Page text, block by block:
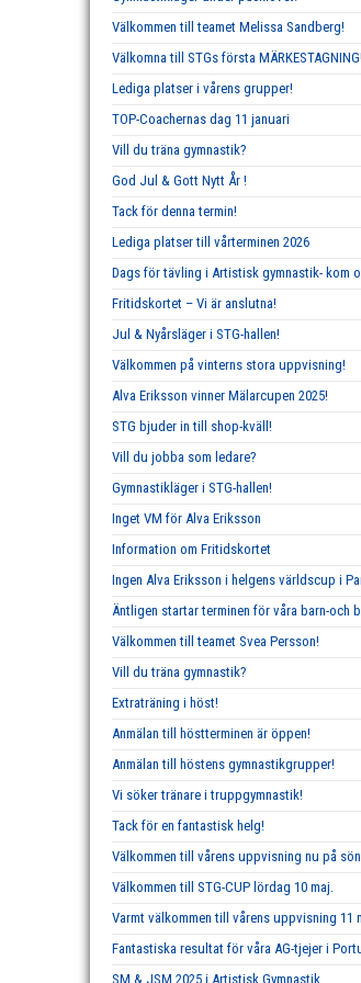
Välkommen till teamet Melissa Sandberg!
Välkomna till STGs första
Lediga platser i vårens grupper!
TOP-Coachernas dag 11 januari
Vill du träna gymnastik?
God Jul & Gott Nytt År !
Tack för denna termin!
Lediga platser till vårterminen 2026
Dags för tävling i Artistisk gymnastik- kom
Fritidskortet – Vi är anslutna!
Jul & Nyårsläger i STG-hallen!
Välkommen på vinterns stora uppvisning!
Alva Eriksson vinner Mälarcupen 2025!
STG bjuder in till shop-kväll!
Vill du jobba som ledare?
Gymnastikläger i STG-hallen!
Inget VM för Alva Eriksson
Information om Fritidskortet
Ingen Alva Eriksson i helgens världscup i
Äntligen startar terminen för våra barn-och
Välkommen till teamet Svea Persson!
Vill du träna gymnastik?
Extraträning i höst!
Anmälan till höstterminen är öppen!
Anmälan till höstens gymnastikgrupper!
Vi söker tränare i truppgymnastik!
Tack för en fantastisk helg!
Välkommen till vårens uppvisning nu på
Välkommen till STG-CUP lördag 10 maj.
Varmt välkommen till vårens uppvisning 11
Fantastiska resultat för våra AG-tjejer i
SM & JSM 2025 i Artistisk Gymnastik